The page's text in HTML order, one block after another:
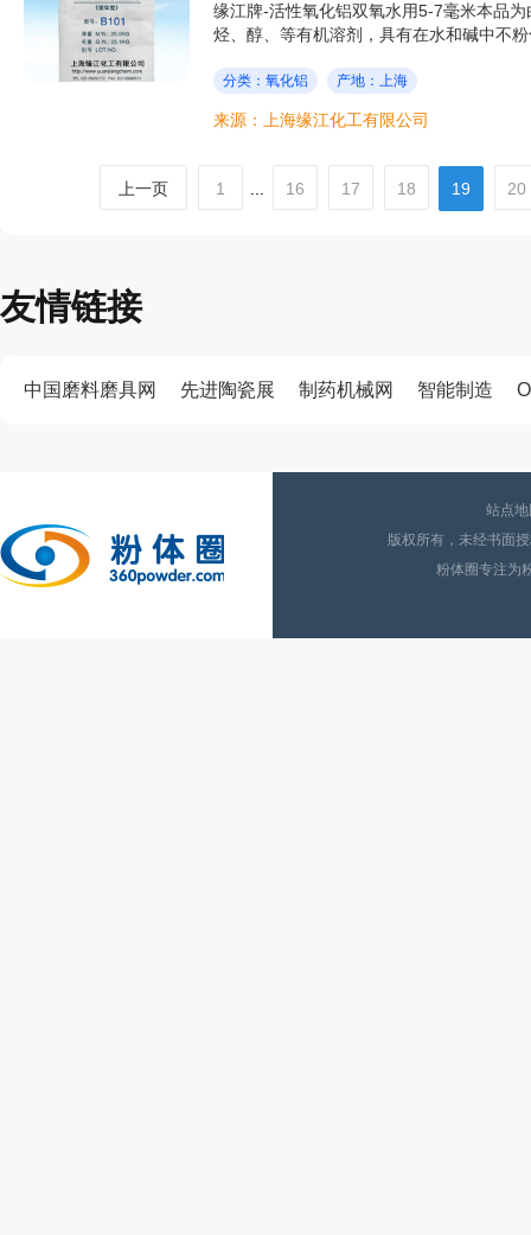
缘江牌-活性氧化铝双氧水用5-7毫米本品
烃、醇、等有机溶剂，具有在水和碱中不
分类：氧化铝 产地：上海
来源：上海缘江化工有限公司
上一页 1 16 17 18 19 20
友情链接
中国磨料磨具网 先进陶瓷展 制药机械网 智能制造
站点
版权所有，未经书面
粉体圈专注为